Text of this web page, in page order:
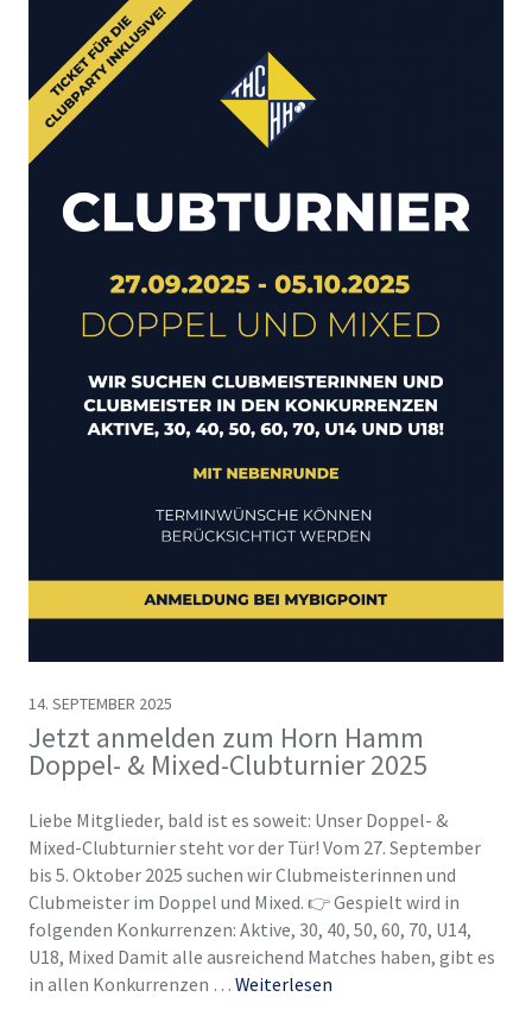
Jetzt anmelden zum Horn Hamm
Doppel- & Mixed-Clubturnier 2025
14. SEPTEMBER 2025
Liebe Mitglieder, bald ist es soweit: Unser Doppel- &
Mixed-Clubturnier steht vor der Tür! Vom 27. September
bis 5. Oktober 2025 suchen wir Clubmeisterinnen und
Clubmeister im Doppel und Mixed. 👉 Gespielt wird in
folgenden Konkurrenzen: Aktive, 30, 40, 50, 60, 70, U14,
U18, Mixed Damit alle ausreichend Matches haben, gibt es
in allen Konkurrenzen … Weiterlesen